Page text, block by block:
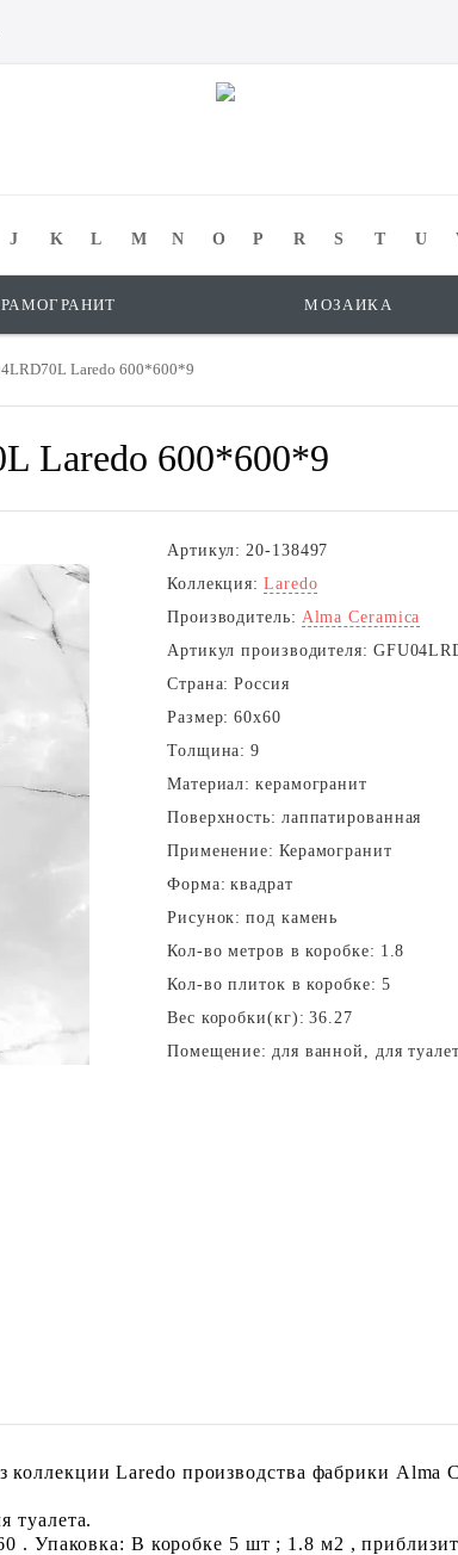
J K L M N O P R S T U
МОЗАИКА
Laredo 600*600*9
Laredo 600*600*9
Артикул: 20-138497
Коллекция: Laredo
Производитель: Alma Ceramica
Артикул производителя:
Страна: Россия
Размер: 60x60
Толщина: 9
Материал: керамогранит
Поверхность: лаппатированная
Применение: Керамогранит
Форма: квадрат
Рисунок: под камень
Кол-во метров в коробке: 1.8
Кол-во плиток в коробке: 5
Вес коробки(кг): 36.27
Помещение: для ванной, для
Laredo производства фабрики Alma
туалета.
. Упаковка: В коробке 5 шт ; 1.8 м2 ,